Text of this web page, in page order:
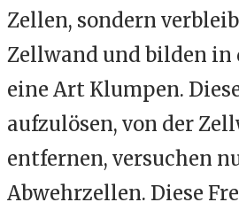
Zellen, sondern
Zellwand und bilden in
eine Art Klumpen.
aufzulösen, von der
entfernen, versuchen
Abwehrzellen. Diese